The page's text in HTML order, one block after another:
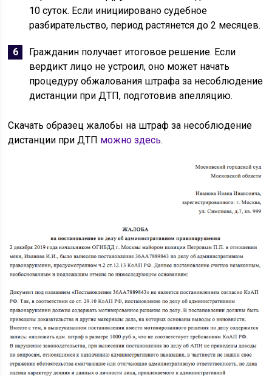
10 суток. Если инициировано судебное
разбирательство, период растянется до 2 месяцев.
Гражданин получает итоговое решение. Если
вердикт лицо не устроил, оно может начать
процедуру обжалования штрафа за несоблюдение
дистанции при ДТП, подготовив апелляцию.
Скачать образец жалобы на штраф за несоблюдение
дистанции при ДТП можно здесь.